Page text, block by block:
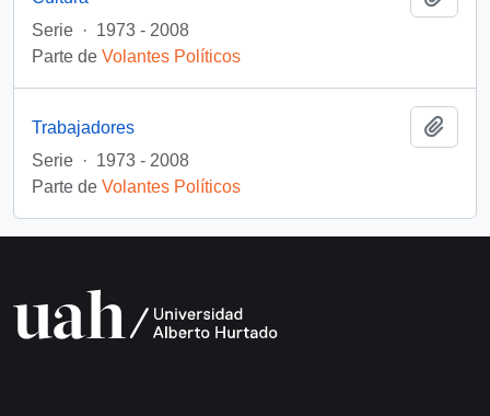
Serie · 1973 - 2008
Parte de Volantes Políticos
Trabajadores
Serie · 1973 - 2008
Parte de Volantes Políticos